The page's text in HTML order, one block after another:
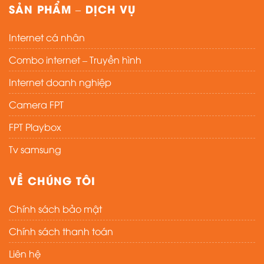
SẢN PHẨM – DỊCH VỤ
Internet cá nhân
Combo internet – Truyền hình
Internet doanh nghiệp
Camera FPT
FPT Playbox
Tv samsung
VỀ CHÚNG TÔI
Chính sách bảo mật
Chính sách thanh toán
Liên hệ